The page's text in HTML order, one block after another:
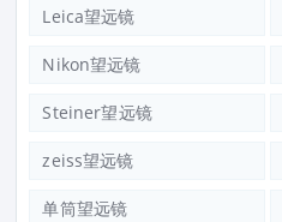
Leica望远镜
Nikon望远镜
Steiner望远镜
zeiss望远镜
单筒望远镜